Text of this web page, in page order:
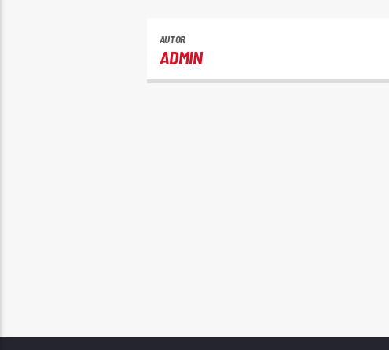
AUTOR
ADMIN